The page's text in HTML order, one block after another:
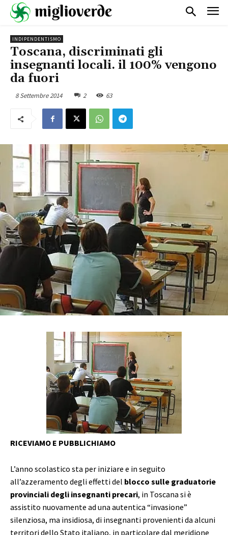
INDIPENDENTISMO
Toscana, discriminati gli
insegnanti locali. il 100% vengono
da fuori
8 Settembre 2014 2 63
RICEVIAMO E PUBBLICHIAMO
L’anno scolastico sta per iniziare e in seguito
all’azzeramento degli effetti del blocco sulle graduatorie
provinciali degli insegnanti precari, in Toscana si è
assistito nuovamente ad una autentica “invasione”
silenziosa, ma insidiosa, di insegnanti provenienti da alcuni
territori dello Stato italiano, in particolare dal meridione